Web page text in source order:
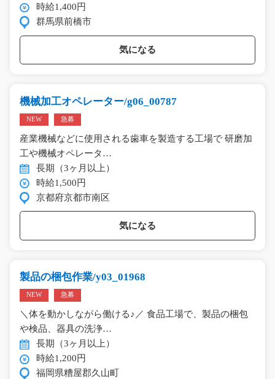
時給1,400円
群馬県前橋市
気になる
機械加工オペレーター/g06_00787
NEW 急募
産業機械などに使用される歯車を製造する工場で 研磨加
工や機械オペレータ…
長期（3ヶ月以上）
時給1,500円
京都府京都市南区
気になる
製品の梱包作業/y03_01968
NEW 急募
＼体を動かしながら働ける♪／ 食品工場で、製品の梱包
や検品、器具の洗浄…
長期（3ヶ月以上）
時給1,200円
福岡県糟屋郡久山町